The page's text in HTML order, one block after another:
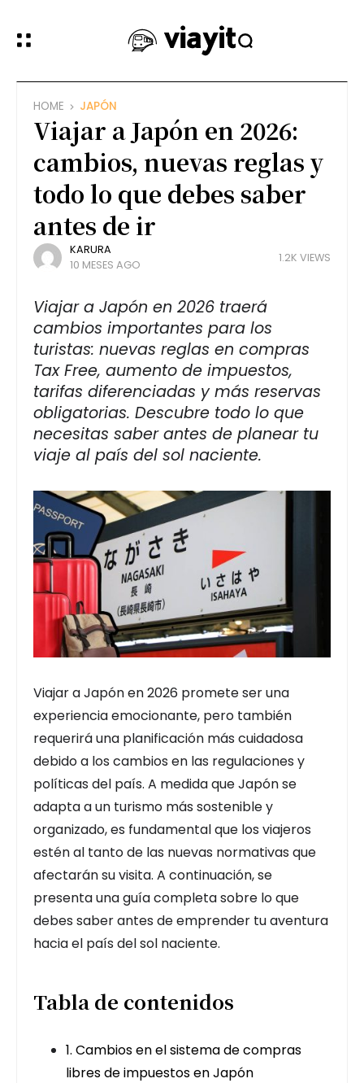
HOME JAPÓN
Viajar a Japón en 2026:
cambios, nuevas reglas y
todo lo que debes saber
antes de ir
KARURA
10 MESES AGO
1.2K VIEWS
Viajar a Japón en 2026 traerá
cambios importantes para los
turistas: nuevas reglas en compras
Tax Free, aumento de impuestos,
tarifas diferenciadas y más reservas
obligatorias. Descubre todo lo que
necesitas saber antes de planear tu
viaje al país del sol naciente.
Viajar a Japón en 2026 promete ser una
experiencia emocionante, pero también
requerirá una planificación más cuidadosa
debido a los cambios en las regulaciones y
políticas del país. A medida que Japón se
adapta a un turismo más sostenible y
organizado, es fundamental que los viajeros
estén al tanto de las nuevas normativas que
afectarán su visita. A continuación, se
presenta una guía completa sobre lo que
debes saber antes de emprender tu aventura
hacia el país del sol naciente.
Tabla de contenidos
1. Cambios en el sistema de compras
libres de impuestos en Japón